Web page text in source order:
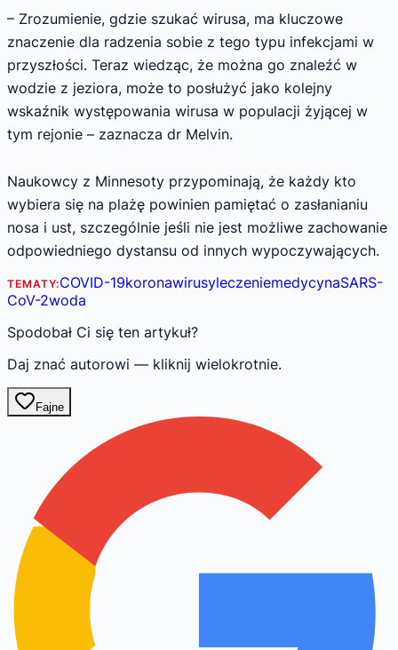
– Zrozumienie, gdzie szukać wirusa, ma kluczowe
znaczenie dla radzenia sobie z tego typu infekcjami w
przyszłości. Teraz wiedząc, że można go znaleźć w
wodzie z jeziora, może to posłużyć jako kolejny
wskaźnik występowania wirusa w populacji żyjącej w
tym rejonie – zaznacza dr Melvin.
Naukowcy z Minnesoty przypominają, że każdy kto
wybiera się na plażę powinien pamiętać o zasłanianiu
nosa i ust, szczególnie jeśli nie jest możliwe zachowanie
odpowiedniego dystansu od innych wypoczywających.
TEMATY:COVID-19koronawirusyleczeniemedycynaSARS-
CoV-2woda
Spodobał Ci się ten artykuł?
Daj znać autorowi — kliknij wielokrotnie.
Fajne